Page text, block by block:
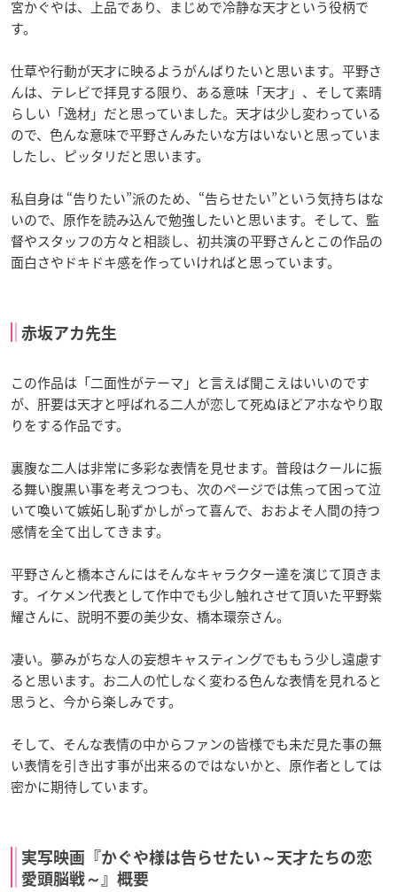
宮かぐやは、上品であり、まじめで冷静な天才という役柄で
す。
仕草や行動が天才に映るようがんばりたいと思います。平野さ
んは、テレビで拝見する限り、ある意味「天才」、そして素晴
らしい「逸材」だと思っていました。天才は少し変わっている
ので、色んな意味で平野さんみたいな方はいないと思っていま
したし、ピッタリだと思います。
私自身は “告りたい”派のため、“告らせたい”という気持ちはな
いので、原作を読み込んで勉強したいと思います。そして、監
督やスタッフの方々と相談し、初共演の平野さんとこの作品の
面白さやドキドキ感を作っていければと思っています。
赤坂アカ先生
この作品は「二面性がテーマ」と言えば聞こえはいいのです
が、肝要は天才と呼ばれる二人が恋して死ぬほどアホなやり取
りをする作品です。
裏腹な二人は非常に多彩な表情を見せます。普段はクールに振
る舞い腹黒い事を考えつつも、次のページでは焦って困って泣
いて喚いて嫉妬し恥ずかしがって喜んで、おおよそ人間の持つ
感情を全て出してきます。
平野さんと橋本さんにはそんなキャラクター達を演じて頂きま
す。イケメン代表として作中でも少し触れさせて頂いた平野紫
耀さんに、説明不要の美少女、橋本環奈さん。
凄い。夢みがちな人の妄想キャスティングでももう少し遠慮す
ると思います。お二人の忙しなく変わる色んな表情を見れると
思うと、今から楽しみです。
そして、そんな表情の中からファンの皆様でも未だ見た事の無
い表情を引き出す事が出来るのではないかと、原作者としては
密かに期待しています。
実写映画『かぐや様は告らせたい～天才たちの恋
愛頭脳戦～』概要